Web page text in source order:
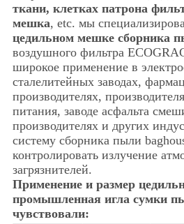
ткани, клетках патрона
мешка, etc. мы
цедильном мешке сборника
воздушного фильтра
широкое применение в
сталелитейных заводах,
производителях,
питания, заводе асфальта
производителях и других
систему сборника пыли
контролировать излучение
загрязнителей.
Применение и размер
промышленная игла сумки
чувствовали: